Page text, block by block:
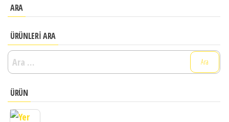
ARA
ÜRÜNLERI ARA
ÜRÜN